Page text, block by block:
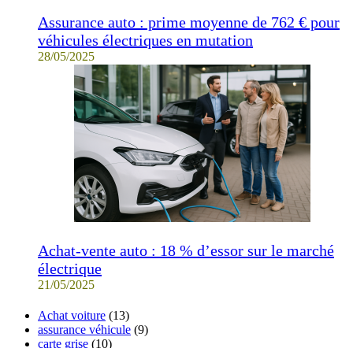
Assurance auto : prime moyenne de 762 € pour
véhicules électriques en mutation
28/05/2025
Achat-vente auto : 18 % d’essor sur le marché
électrique
21/05/2025
Achat voiture (13)
assurance véhicule (9)
carte grise (10)